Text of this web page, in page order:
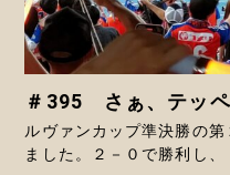
＃395 さぁ、テッペ
ルヴァンカップ準決勝の
ました。２－０で勝利し、